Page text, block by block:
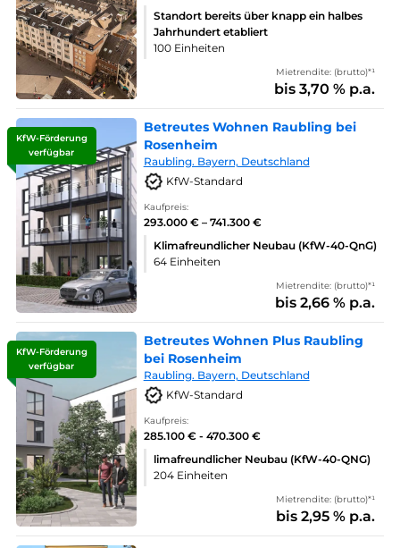
Standort bereits über knapp ein halbes
Jahrhundert etabliert
100 Einheiten
Mietrendite: (brutto)*¹
bis 3,70 % p.a.
KfW-Förderung
verfügbar
Betreutes Wohnen Raubling bei
Rosenheim
Raubling. Bayern, Deutschland
KfW-Standard
Kaufpreis:
293.000 € – 741.300 €
Klimafreundlicher Neubau (KfW-40-QnG)
64 Einheiten
Mietrendite: (brutto)*¹
bis 2,66 % p.a.
KfW-Förderung
verfügbar
Betreutes Wohnen Plus Raubling
bei Rosenheim
Raubling. Bayern, Deutschland
KfW-Standard
Kaufpreis:
285.100 € - 470.300 €
limafreundlicher Neubau (KfW-40-QNG)
204 Einheiten
Mietrendite: (brutto)*¹
bis 2,95 % p.a.